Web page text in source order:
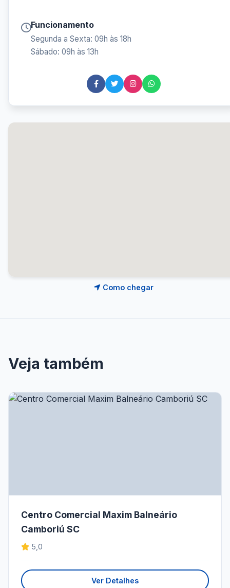
Funcionamento
Segunda a Sexta: 09h às 18h
Sábado: 09h às 13h
Como chegar
Veja também
Centro Comercial Maxim Balneário
Camboriú SC
5,0
Ver Detalhes